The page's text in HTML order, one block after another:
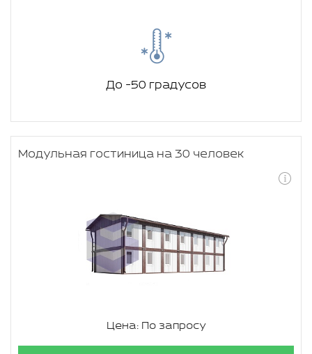
До -50 градусов
Модульная гостиница на 30 человек
Цена: По запросу